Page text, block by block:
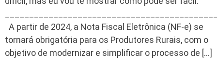
A partir de 2024, a Nota Fiscal Eletrônica (NF-e) se
tornará obrigatória para os Produtores Rurais, com o
objetivo de modernizar e simplificar o processo de […]